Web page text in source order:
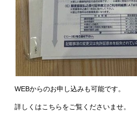
WEBからのお申し込みも可能です。
詳しくはこちらをご覧くださいませ。